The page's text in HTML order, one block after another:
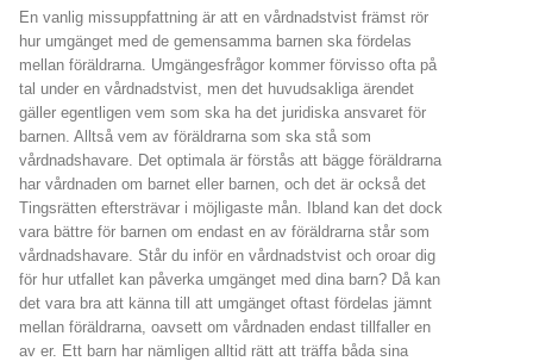
En vanlig missuppfattning är att en vårdnadstvist främst rör
hur umgänget med de gemensamma barnen ska fördelas
mellan föräldrarna. Umgängesfrågor kommer förvisso ofta på
tal under en vårdnadstvist, men det huvudsakliga ärendet
gäller egentligen vem som ska ha det juridiska ansvaret för
barnen. Alltså vem av föräldrarna som ska stå som
vårdnadshavare. Det optimala är förstås att bägge föräldrarna
har vårdnaden om barnet eller barnen, och det är också det
Tingsrätten eftersträvar i möjligaste mån. Ibland kan det dock
vara bättre för barnen om endast en av föräldrarna står som
vårdnadshavare. Står du inför en vårdnadstvist och oroar dig
för hur utfallet kan påverka umgänget med dina barn? Då kan
det vara bra att känna till att umgänget oftast fördelas jämnt
mellan föräldrarna, oavsett om vårdnaden endast tillfaller en
av er. Ett barn har nämligen alltid rätt att träffa båda sina